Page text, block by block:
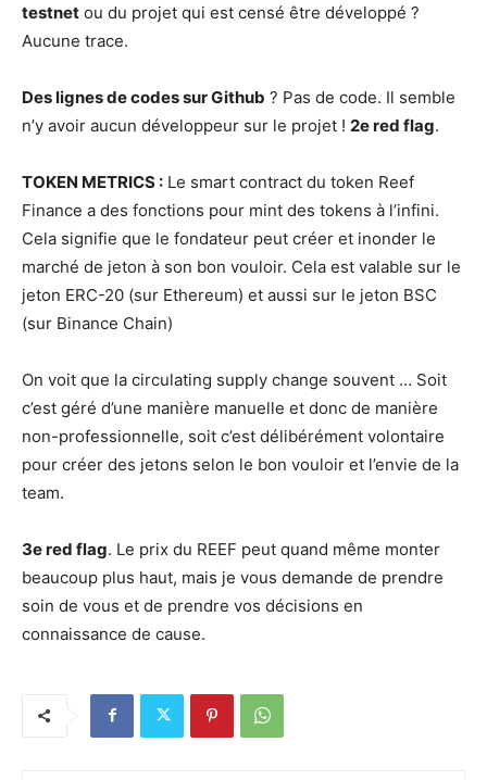
testnet ou du projet qui est censé être développé ?
Aucune trace.
Des lignes de codes sur Github ? Pas de code. Il semble
n’y avoir aucun développeur sur le projet ! 2e red flag.
TOKEN METRICS : Le smart contract du token Reef
Finance a des fonctions pour mint des tokens à l’infini.
Cela signifie que le fondateur peut créer et inonder le
marché de jeton à son bon vouloir. Cela est valable sur le
jeton ERC-20 (sur Ethereum) et aussi sur le jeton BSC
(sur Binance Chain)
On voit que la circulating supply change souvent … Soit
c’est géré d’une manière manuelle et donc de manière
non-professionnelle, soit c’est délibérément volontaire
pour créer des jetons selon le bon vouloir et l’envie de la
team.
3e red flag. Le prix du REEF peut quand même monter
beaucoup plus haut, mais je vous demande de prendre
soin de vous et de prendre vos décisions en
connaissance de cause.